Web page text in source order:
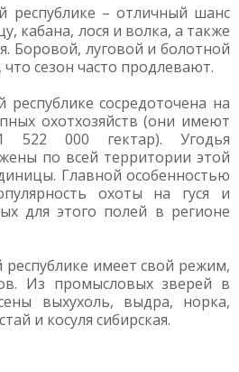
республике – отличный шанс
кабана, лося и волка, а также
Боровой, луговой и болотной
сезон часто продлевают.
сосредоточена на
охотхозяйств (они имеют
000 гектар). Угодья
по всей территории этой
Главной особенностью
охоты на гуся и
для этого полей в регионе
имеет свой режим,
Из промысловых зверей в
выхухоль, выдра, норка,
и косуля сибирская.